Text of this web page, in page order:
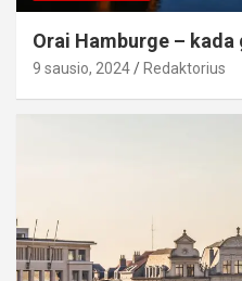
Orai Hamburge –
9 sausio, 2024 Redaktorius